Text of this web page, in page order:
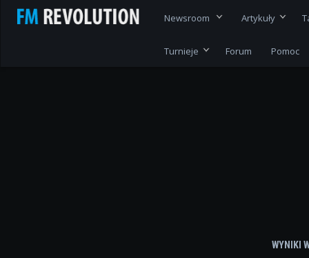
Newsroom Artykuły
Turnieje Forum Pomoc
WYNIKI